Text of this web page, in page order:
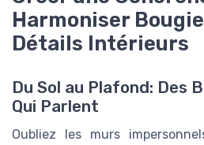
Harmoniser
Détails Intérieurs
Du Sol au Plafond: Des
Qui Parlent
Oubliez les murs